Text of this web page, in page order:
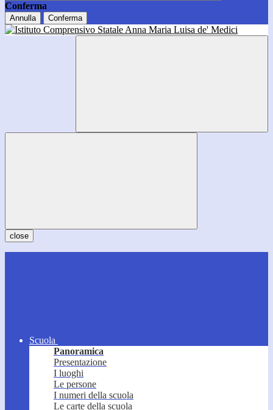
Conferma
Annulla Conferma
close
Scuola
Panoramica
Presentazione
I luoghi
Le persone
I numeri della scuola
Le carte della scuola